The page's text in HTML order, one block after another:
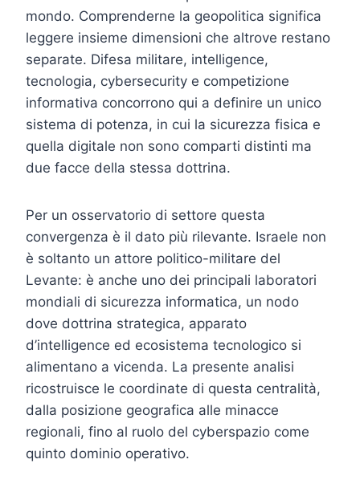
mondo. Comprenderne la geopolitica significa
leggere insieme dimensioni che altrove restano
separate. Difesa militare, intelligence,
tecnologia, cybersecurity e competizione
informativa concorrono qui a definire un unico
sistema di potenza, in cui la sicurezza fisica e
quella digitale non sono comparti distinti ma
due facce della stessa dottrina.
Per un osservatorio di settore questa
convergenza è il dato più rilevante. Israele non
è soltanto un attore politico-militare del
Levante: è anche uno dei principali laboratori
mondiali di sicurezza informatica, un nodo
dove dottrina strategica, apparato
d’intelligence ed ecosistema tecnologico si
alimentano a vicenda. La presente analisi
ricostruisce le coordinate di questa centralità,
dalla posizione geografica alle minacce
regionali, fino al ruolo del cyberspazio come
quinto dominio operativo.